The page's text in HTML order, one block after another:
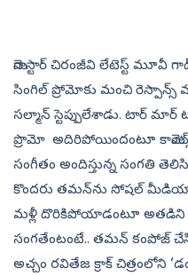
మెగాస్టార్‌ చిరంజీవి లేటెస్ట్‌ మూవీ
సింగిల్‌ ప్రోమోకు మంచి రెస్పాన్స్‌
సల్మాన్‌ స్టెప్పులేశాడు. టార్‌
ప్రొమో అదిరిపోయిందంటూ
సంగీతం అందిస్తున్న సంగతి
కొందరు తమన్‌ను సోషల్‌ మీడియా
మళ్లీ దొరికిపోయాడంటూ అతడిని
సంగతేంటంటే.. తమన్‌ కంపోజ్‌
అచ్చం రవితేజ క్రాక్‌ చిత్రంలోని